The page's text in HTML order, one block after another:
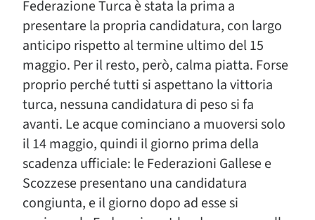
Federazione Turca è stata la prima a
presentare la propria candidatura, con largo
anticipo rispetto al termine ultimo del 15
maggio. Per il resto, però, calma piatta. Forse
proprio perché tutti si aspettano la vittoria
turca, nessuna candidatura di peso si fa
avanti. Le acque cominciano a muoversi solo
il 14 maggio, quindi il giorno prima della
scadenza ufficiale: le Federazioni Gallese e
Scozzese presentano una candidatura
congiunta, e il giorno dopo ad esse si